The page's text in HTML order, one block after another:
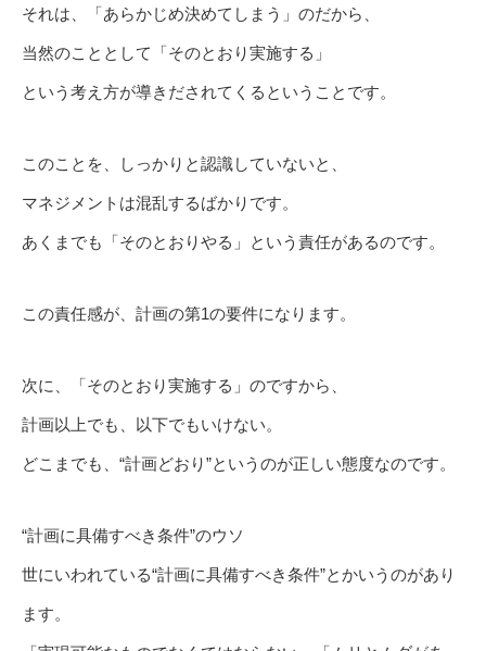
それは、「あらかじめ決めてしまう」のだから、
当然のこととして「そのとおり実施する」
という考え方が導きだされてくるということです。
このことを、しっかりと認識していないと、
マネジメントは混乱するばかりです。
あくまでも「そのとおりやる」という責任があるのです。
この責任感が、計画の第1の要件になります。
次に、「そのとおり実施する」のですから、
計画以上でも、以下でもいけない。
どこまでも、“計画どおり”というのが正しい態度なのです。
“計画に具備すべき条件”のウソ
世にいわれている“計画に具備すべき条件”とかいうのがあり
ます。